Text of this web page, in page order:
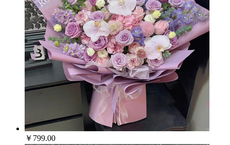
￥799.00